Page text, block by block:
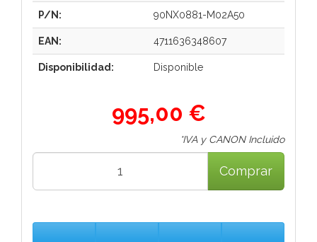
P/N: 90NX0881-M02A50
EAN: 4711636348607
Disponibilidad: Disponible
995,00 €
*IVA y CANON Incluido
Comprar